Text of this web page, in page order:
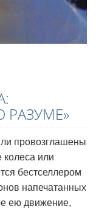
РАЗУМЕ»
провозглашены
или
бестселлером
напечатанных
ею движение,